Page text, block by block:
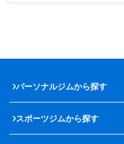
パーソナルジムから探す
スポーツジムから探す